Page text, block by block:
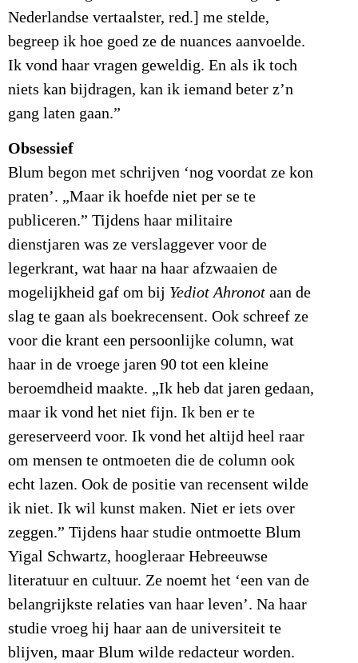
Nederlandse vertaalster, red.] me stelde,
begreep ik hoe goed ze de nuances aanvoelde.
Ik vond haar vragen geweldig. En als ik toch
niets kan bijdragen, kan ik iemand beter z’n
gang laten gaan.”
Obsessief
Blum begon met schrijven ‘nog voordat ze kon
praten’. „Maar ik hoefde niet per se te
publiceren.” Tijdens haar militaire
dienstjaren was ze verslaggever voor de
legerkrant, wat haar na haar afzwaaien de
mogelijkheid gaf om bij Yediot Ahronot aan de
slag te gaan als boekrecensent. Ook schreef ze
voor die krant een persoonlijke column, wat
haar in de vroege jaren 90 tot een kleine
beroemdheid maakte. „Ik heb dat jaren gedaan,
maar ik vond het niet fijn. Ik ben er te
gereserveerd voor. Ik vond het altijd heel raar
om mensen te ontmoeten die de column ook
echt lazen. Ook de positie van recensent wilde
ik niet. Ik wil kunst maken. Niet er iets over
zeggen.” Tijdens haar studie ontmoette Blum
Yigal Schwartz, hoogleraar Hebreeuwse
literatuur en cultuur. Ze noemt het ‘een van de
belangrijkste relaties van haar leven’. Na haar
studie vroeg hij haar aan de universiteit te
blijven, maar Blum wilde redacteur worden.